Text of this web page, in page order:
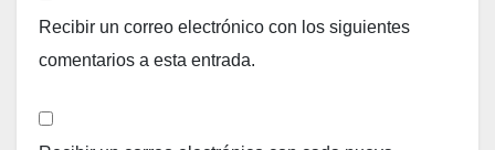
Recibir un correo electrónico con los siguientes
comentarios a esta entrada.